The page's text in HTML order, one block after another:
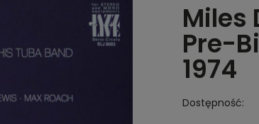
Miles
Pre-
1974
Dostępność: